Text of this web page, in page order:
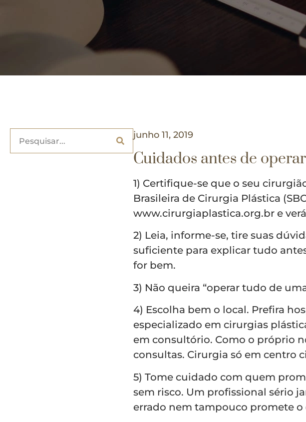
junho 11, 2019
Cuidados antes de operar
1) Certifique-se que o seu
Brasileira de Cirurgia Plástica
www.cirurgiaplastica.org.br e
2) Leia, informe-se, tire suas
suficiente para explicar tudo
for bem.
3) Não queira “operar tudo de
4) Escolha bem o local. Prefira
especializado em cirurgias
em consultório. Como o próprio
consultas. Cirurgia só em centro
5) Tome cuidado com quem
sem risco. Um profissional sério
errado nem tampouco promete